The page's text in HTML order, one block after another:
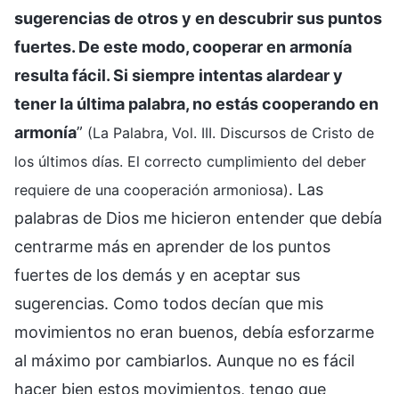
sugerencias de otros y en descubrir sus puntos
fuertes. De este modo, cooperar en armonía
resulta fácil. Si siempre intentas alardear y
tener la última palabra, no estás cooperando en
armonía” (La Palabra, Vol. III. Discursos de Cristo de
los últimos días. El correcto cumplimiento del deber
requiere de una cooperación armoniosa). Las
palabras de Dios me hicieron entender que debía
centrarme más en aprender de los puntos
fuertes de los demás y en aceptar sus
sugerencias. Como todos decían que mis
movimientos no eran buenos, debía esforzarme
al máximo por cambiarlos. Aunque no es fácil
hacer bien estos movimientos, tengo que